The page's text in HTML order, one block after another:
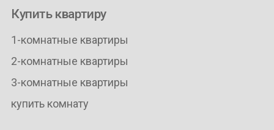
Купить квартиру
1-комнатные квартиры
2-комнатные квартиры
3-комнатные квартиры
купить комнату